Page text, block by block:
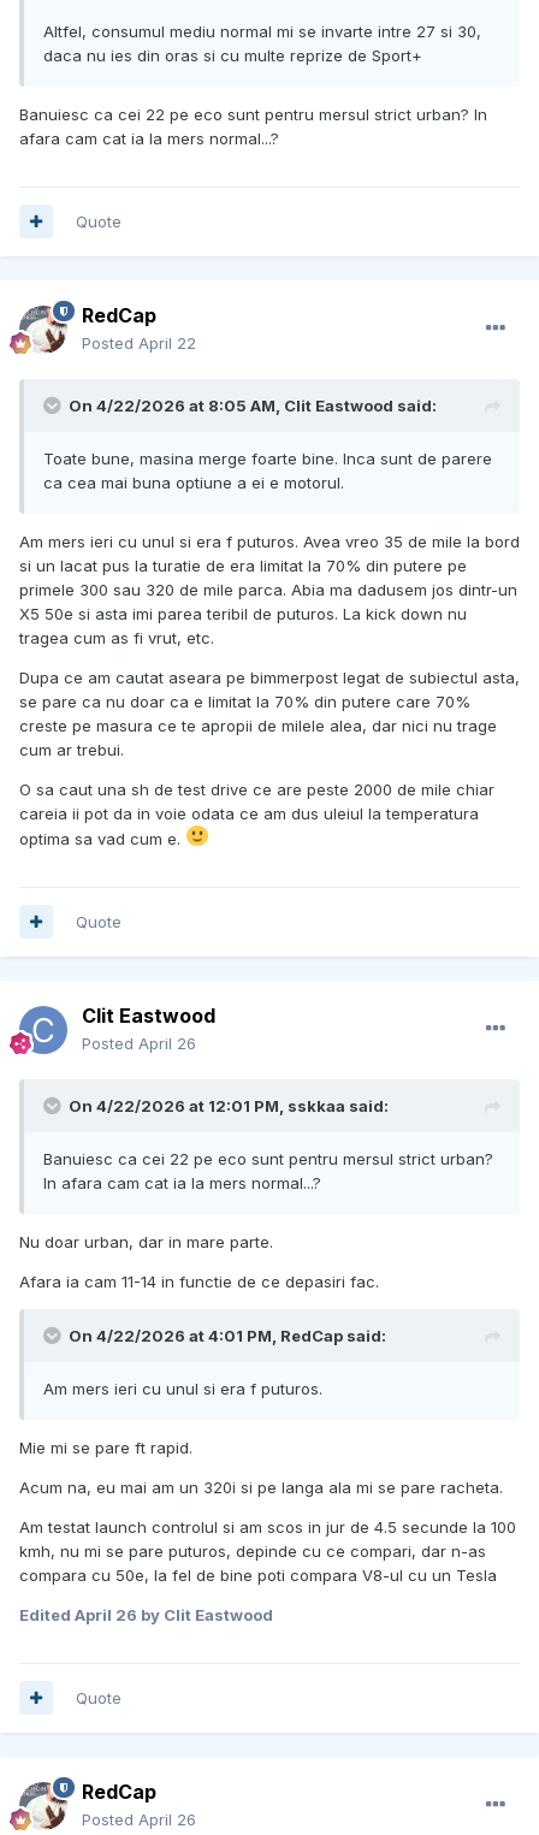
Altfel, consumul mediu normal mi se invarte intre 27 si 30,
daca nu ies din oras si cu multe reprize de Sport+
Banuiesc ca cei 22 pe eco sunt pentru mersul strict urban? In
afara cam cat ia la mers normal...?
Quote
RedCap
Posted April 22
On 4/22/2026 at 8:05 AM, Clit Eastwood said:
Toate bune, masina merge foarte bine. Inca sunt de parere
ca cea mai buna optiune a ei e motorul.
Am mers ieri cu unul si era f puturos. Avea vreo 35 de mile la bord
si un lacat pus la turatie de era limitat la 70% din putere pe
primele 300 sau 320 de mile parca. Abia ma dadusem jos dintr-un
X5 50e si asta imi parea teribil de puturos. La kick down nu
tragea cum as fi vrut, etc.
Dupa ce am cautat aseara pe bimmerpost legat de subiectul asta,
se pare ca nu doar ca e limitat la 70% din putere care 70%
creste pe masura ce te apropii de milele alea, dar nici nu trage
cum ar trebui.
O sa caut una sh de test drive ce are peste 2000 de mile chiar
careia ii pot da in voie odata ce am dus uleiul la temperatura
optima sa vad cum e.
Quote
Clit Eastwood
Posted April 26
On 4/22/2026 at 12:01 PM, sskkaa said:
Banuiesc ca cei 22 pe eco sunt pentru mersul strict urban?
In afara cam cat ia la mers normal...?
Nu doar urban, dar in mare parte.
Afara ia cam 11-14 in functie de ce depasiri fac.
On 4/22/2026 at 4:01 PM, RedCap said:
Am mers ieri cu unul si era f puturos.
Mie mi se pare ft rapid.
Acum na, eu mai am un 320i si pe langa ala mi se pare racheta.
Am testat launch controlul si am scos in jur de 4.5 secunde la 100
kmh, nu mi se pare puturos, depinde cu ce compari, dar n-as
compara cu 50e, la fel de bine poti compara V8-ul cu un Tesla
Edited April 26 by Clit Eastwood
Quote
RedCap
Posted April 26